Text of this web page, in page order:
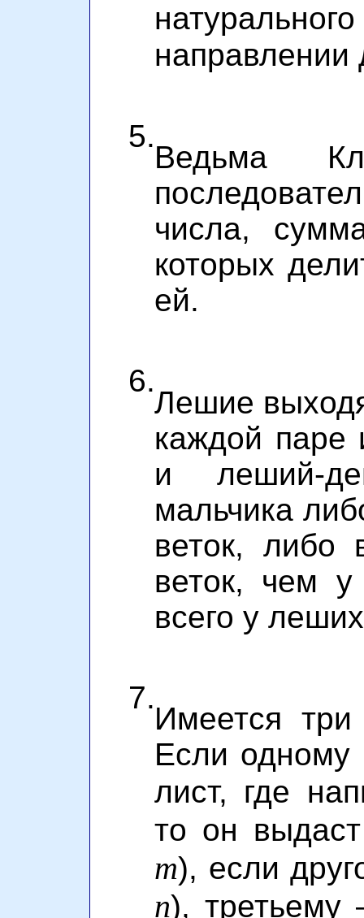
направлении
5.
Ведьма
числа,
которых
ей.
6.
Лешие
каждой паре
и леший-
мальчика
веток, либо
веток, чем
всего у
7.
Имеется
Если одному
лист, где
то он
m), если
n), третьему